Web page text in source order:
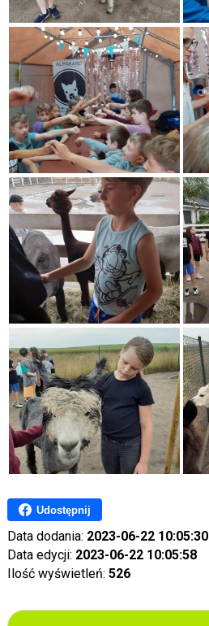
Udostępnij
Data dodania: 2023-06-22 10:05:30
Data edycji: 2023-06-22 10:05:58
Ilość wyświetleń: 526